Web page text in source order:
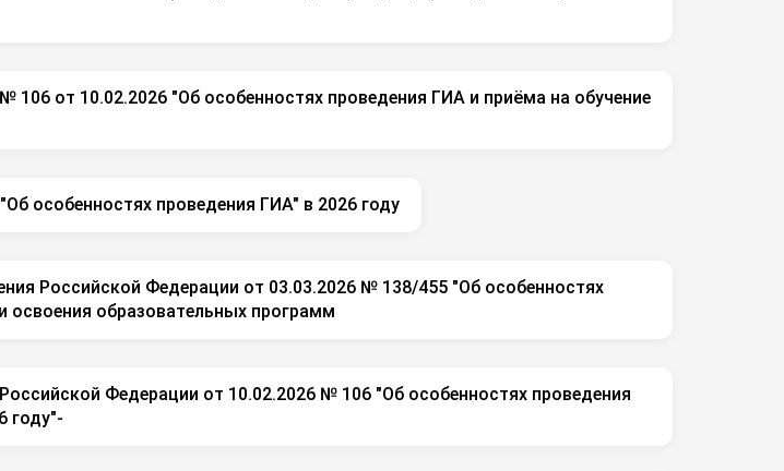
106 от 10.02.2026 "Об особенностях проведения ГИА и приёма на обучение
особенностях проведения ГИА" в 2026 году
Российской Федерации от 03.03.2026 № 138/455 "Об особенностях
освоения образовательных программ
Федерации от 10.02.2026 № 106 "Об особенностях проведения
году"-